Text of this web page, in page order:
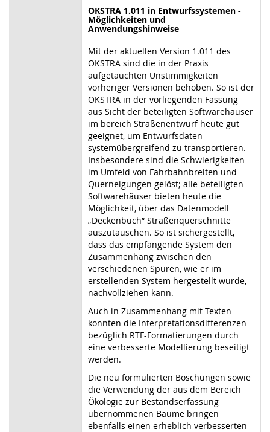
OKSTRA 1.011 in Entwurfssystemen -
Möglichkeiten und
Anwendungshinweise
Mit der aktuellen Version 1.011 des
OKSTRA sind die in der Praxis
aufgetauchten Unstimmigkeiten
vorheriger Versionen behoben. So ist der
OKSTRA in der vorliegenden Fassung
aus Sicht der beteiligten Softwarehäuser
im bereich Straßenentwurf heute gut
geeignet, um Entwurfsdaten
systemübergreifend zu transportieren.
Insbesondere sind die Schwierigkeiten
im Umfeld von Fahrbahnbreiten und
Querneigungen gelöst; alle beteiligten
Softwarehäuser bieten heute die
Möglichkeit, über das Datenmodell
„Deckenbuch“ Straßenquerschnitte
auszutauschen. So ist sichergestellt,
dass das empfangende System den
Zusammenhang zwischen den
verschiedenen Spuren, wie er im
erstellenden System hergestellt wurde,
nachvollziehen kann.
Auch in Zusammenhang mit Texten
konnten die Interpretationsdifferenzen
bezüglich RTF-Formatierungen durch
eine verbesserte Modellierung beseitigt
werden.
Die neu formulierten Böschungen sowie
die Verwendung der aus dem Bereich
Ökologie zur Bestandserfassung
übernommenen Bäume bringen
ebenfalls einen erheblich verbesserten